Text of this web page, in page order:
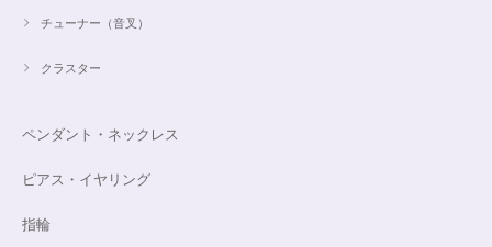
チューナー（音叉）
クラスター
ペンダント・ネックレス
ピアス・イヤリング
指輪